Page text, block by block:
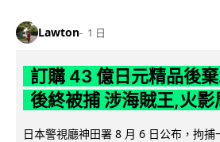
Lawton 1 日
訂購 43 億日元精品後
後終被捕 涉海賊王,火影
日本警視廳神田署 8 月 6 日公布，拘捕